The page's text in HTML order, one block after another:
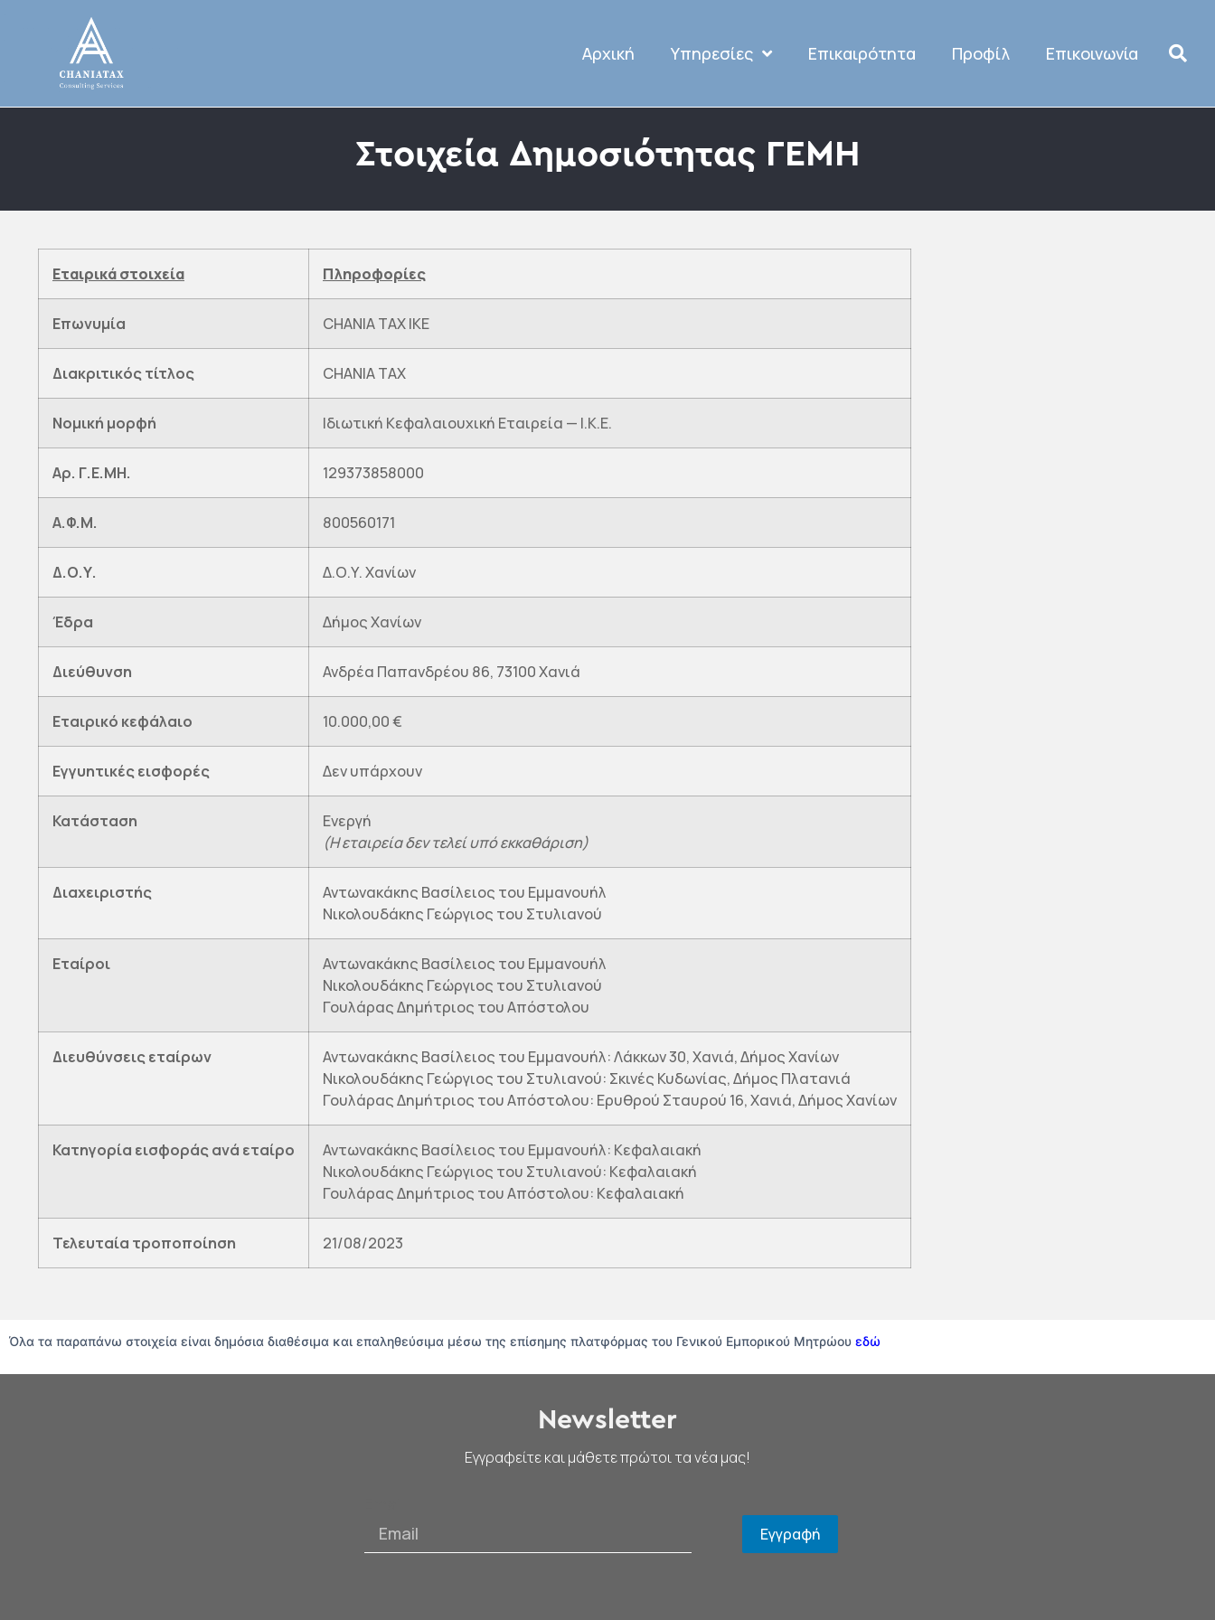
Αρχική Υπηρεσίες Επικαιρότητα Προφίλ Επικοινωνία
Στοιχεία Δημοσιότητας ΓΕΜΗ
Εταιρικά στοιχεία Πληροφορίες
Επωνυμία CHANIA TAX IKE
Διακριτικός τίτλος CHANIA TAX
Νομική μορφή Ιδιωτική Κεφαλαιουχική Εταιρεία — Ι.Κ.Ε.
Αρ. Γ.Ε.ΜΗ. 129373858000
Α.Φ.Μ. 800560171
Δ.Ο.Υ. Δ.Ο.Υ. Χανίων
Έδρα Δήμος Χανίων
Διεύθυνση Ανδρέα Παπανδρέου 86, 73100 Χανιά
Εταιρικό κεφάλαιο 10.000,00 €
Εγγυητικές εισφορές Δεν υπάρχουν
Κατάσταση
Ενεργή
(Η εταιρεία δεν τελεί υπό εκκαθάριση)
Διαχειριστής
Αντωνακάκης Βασίλειος του Εμμανουήλ
Νικολουδάκης Γεώργιος του Στυλιανού
Εταίροι
Αντωνακάκης Βασίλειος του Εμμανουήλ
Νικολουδάκης Γεώργιος του Στυλιανού
Γουλάρας Δημήτριος του Απόστολου
Διευθύνσεις εταίρων
Αντωνακάκης Βασίλειος του Εμμανουήλ: Λάκκων 30, Χανιά, Δήμος Χανίων
Νικολουδάκης Γεώργιος του Στυλιανού: Σκινές Κυδωνίας, Δήμος Πλατανιά
Γουλάρας Δημήτριος του Απόστολου: Ερυθρού Σταυρού 16, Χανιά, Δήμος Χανίων
Κατηγορία εισφοράς ανά εταίρο
Αντωνακάκης Βασίλειος του Εμμανουήλ: Κεφαλαιακή
Νικολουδάκης Γεώργιος του Στυλιανού: Κεφαλαιακή
Γουλάρας Δημήτριος του Απόστολου: Κεφαλαιακή
Τελευταία τροποποίηση 21/08/2023
Όλα τα παραπάνω στοιχεία είναι δημόσια διαθέσιμα και επαληθεύσιμα μέσω της επίσημης πλατφόρμας του Γενικού Εμπορικού Μητρώου εδώ
Newsletter
Εγγραφείτε και μάθετε πρώτοι τα νέα μας!
Εγγραφή